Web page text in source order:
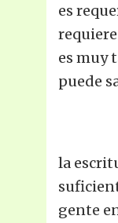
es
es muy
puede
la
gente